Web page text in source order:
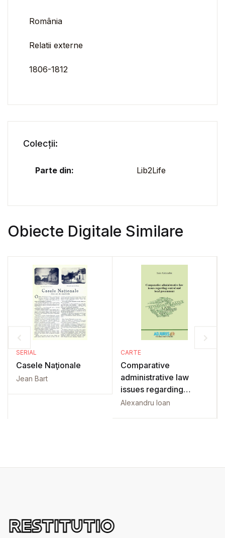
România
Relatii externe
1806-1812
Colecții:
Parte din: Lib2Life
Obiecte Digitale Similare
SERIAL
Casele Naţionale
Jean Bart
CARTE
Comparative
administrative law
issues regarding
central and local
Alexandru Ioan